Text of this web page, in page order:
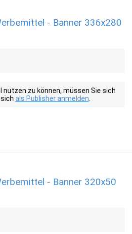
- Banner 336x280
nutzen zu können, müssen Sie sich
als Publisher anmelden
- Banner 320x50